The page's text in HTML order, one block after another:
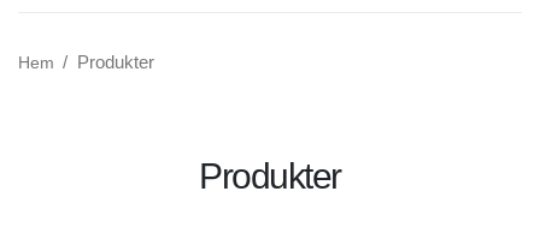
Hem Produkter
Produkter